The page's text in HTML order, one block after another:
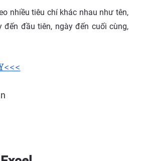
nhiều tiêu chí khác nhau như tên,
đầu tiên, ngày đến cuối cùng,